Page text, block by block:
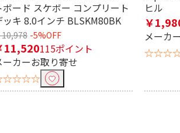
ボード スケボー コンプリート
ッキ 8.0インチ BLSKM80BK
-5%OFF
11,520115ポイント
ーカーお取り寄せ
ヒル
￥
メーカ